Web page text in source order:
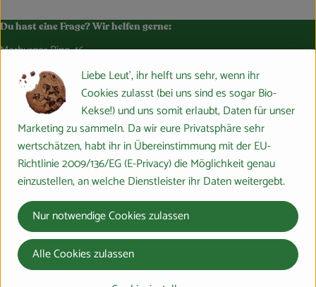
Du hast eine Frage? Wir helfen gerne:
Marburger Ring 46,
35274 Großseelheim
064228976-0
info@bosshammersch-hof.de
Folge uns auf:
Externer Link zu https://www.instagram.com/
Externer Link zu https://www.facebook.com/
Externer Link zu https://www.tiktok.com/
Externer Link zu https://whatsapp.com/
Lieferservice
Häufige Fragen
Probelieferung
Bürokiste
Liebe Leut', ihr helft uns sehr, wenn ihr
Cookies zulasst (bei uns sind es sogar Bio-
Kekse!) und uns somit erlaubt, Daten für unser
Marketing zu sammeln. Da wir eure Privatsphäre sehr
wertschätzen, habt ihr in Übereinstimmung mit der EU-
Richtlinie 2009/136/EG (E-Privacy) die Möglichkeit genau
einzustellen, an welche Dienstleister ihr Daten weitergebt.
Nur notwendige Cookies zulassen
Alle Cookies zulassen